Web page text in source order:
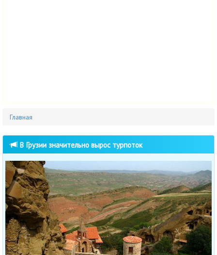
Главная
В Грузии значительно вырос турпоток